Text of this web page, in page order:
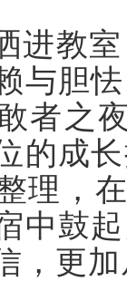
进教
与胆
者之
的成
理，
中鼓
，更